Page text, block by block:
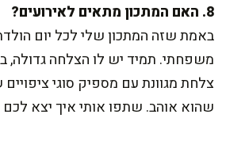
8. האם המתכון מתאים לאירועים?
באמת שזה המתכון שלי לכל יום
משפחתי. תמיד יש לו הצלחה גדולה,
צלחת מגוונת עם מספיק סוגי
שהוא אוהב. שתפו אותי איך יצא לכם